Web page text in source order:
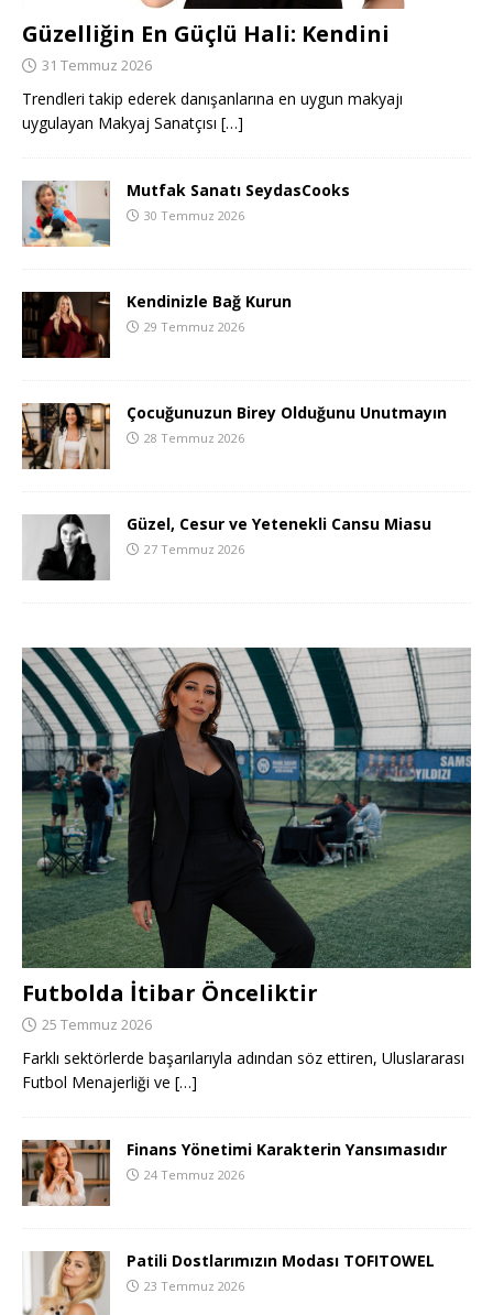
Güzelliğin En Güçlü Hali: Kendini
31 Temmuz 2026
Trendleri takip ederek danışanlarına en uygun makyajı
uygulayan Makyaj Sanatçısı […]
Mutfak Sanatı SeydasCooks
30 Temmuz 2026
Kendinizle Bağ Kurun
29 Temmuz 2026
Çocuğunuzun Birey Olduğunu Unutmayın
28 Temmuz 2026
Güzel, Cesur ve Yetenekli Cansu Miasu
27 Temmuz 2026
Futbolda İtibar Önceliktir
25 Temmuz 2026
Farklı sektörlerde başarılarıyla adından söz ettiren, Uluslararası
Futbol Menajerliği ve […]
Finans Yönetimi Karakterin Yansımasıdır
24 Temmuz 2026
Patili Dostlarımızın Modası TOFITOWEL
23 Temmuz 2026